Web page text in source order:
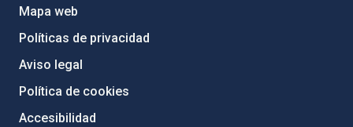
Mapa web
Políticas de privacidad
Aviso legal
Política de cookies
Accesibilidad